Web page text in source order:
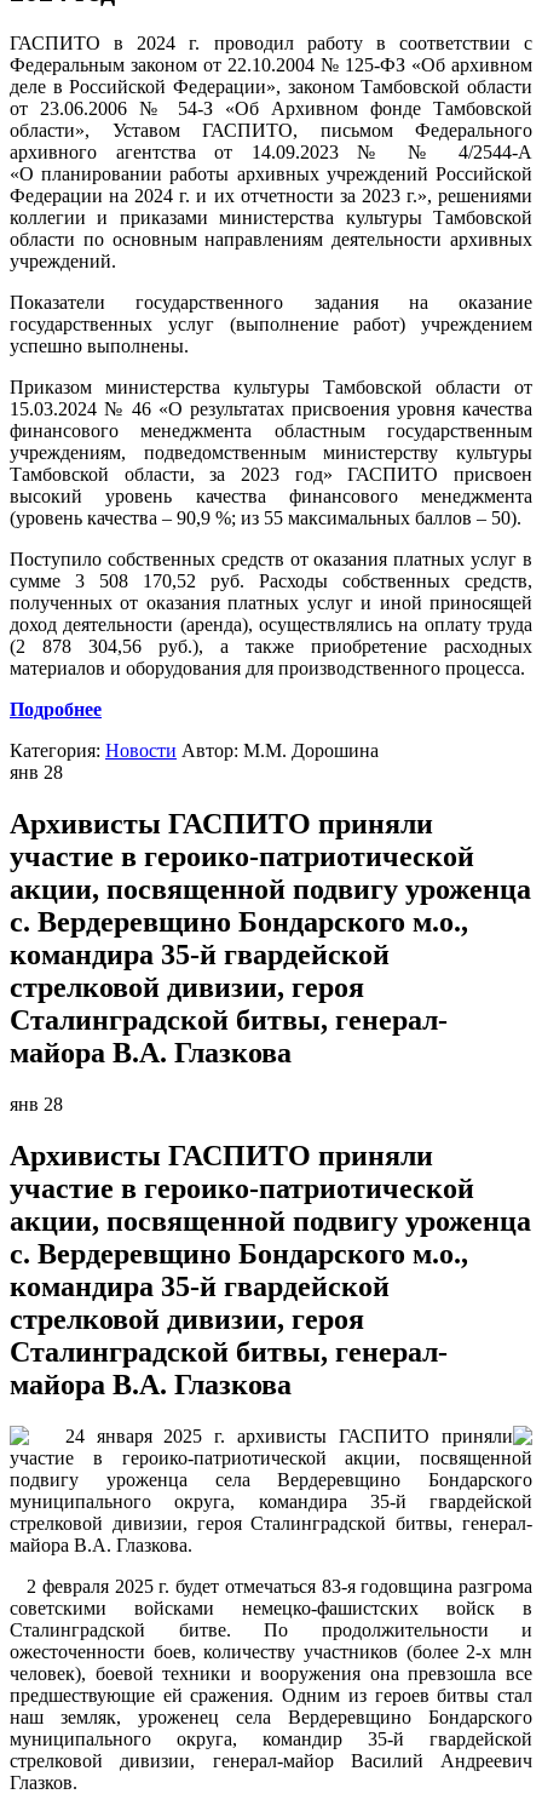
ГАСПИТО в 2024 г. проводил работу в соответствии с
Федеральным законом от 22.10.2004 № 125-ФЗ «Об архивном
деле в Российской Федерации», законом Тамбовской области
от 23.06.2006 № 54-З «Об Архивном фонде Тамбовской
области», Уставом ГАСПИТО, письмом Федерального
архивного агентства от 14.09.2023 № № 4/2544-А
«О планировании работы архивных учреждений Российской
Федерации на 2024 г. и их отчетности за 2023 г.», решениями
коллегии и приказами министерства культуры Тамбовской
области по основным направлениям деятельности архивных
учреждений.
Показатели государственного задания на оказание
государственных услуг (выполнение работ) учреждением
успешно выполнены.
Приказом министерства культуры Тамбовской области от
15.03.2024 № 46 «О результатах присвоения уровня качества
финансового менеджмента областным государственным
учреждениям, подведомственным министерству культуры
Тамбовской области, за 2023 год» ГАСПИТО присвоен
высокий уровень качества финансового менеджмента
(уровень качества – 90,9 %; из 55 максимальных баллов – 50).
Поступило собственных средств от оказания платных услуг в
сумме 3 508 170,52 руб. Расходы собственных средств,
полученных от оказания платных услуг и иной приносящей
доход деятельности (аренда), осуществлялись на оплату труда
(2 878 304,56 руб.), а также приобретение расходных
материалов и оборудования для производственного процесса.
Подробнее
Категория: Новости Автор: М.М. Дорошина
янв 28
Архивисты ГАСПИТО приняли
участие в героико-патриотической
акции, посвященной подвигу уроженца
с. Вердеревщино Бондарского м.о.,
командира 35-й гвардейской
стрелковой дивизии, героя
Сталинградской битвы, генерал-
майора В.А. Глазкова
янв 28
Архивисты ГАСПИТО приняли
участие в героико-патриотической
акции, посвященной подвигу уроженца
с. Вердеревщино Бондарского м.о.,
командира 35-й гвардейской
стрелковой дивизии, героя
Сталинградской битвы, генерал-
майора В.А. Глазкова
24 января 2025 г. архивисты ГАСПИТО приняли
участие в героико-патриотической акции, посвященной
подвигу уроженца села Вердеревщино Бондарского
муниципального округа, командира 35-й гвардейской
стрелковой дивизии, героя Сталинградской битвы, генерал-
майора В.А. Глазкова.
2 февраля 2025 г. будет отмечаться 83-я годовщина разгрома
советскими войсками немецко-фашистских войск в
Сталинградской битве. По продолжительности и
ожесточенности боев, количеству участников (более 2‑х млн
человек), боевой техники и вооружения она превзошла все
предшествующие ей сражения. Одним из героев битвы стал
наш земляк, уроженец села Вердеревщино Бондарского
муниципального округа, командир 35-й гвардейской
стрелковой дивизии, генерал-майор Василий Андреевич
Глазков.